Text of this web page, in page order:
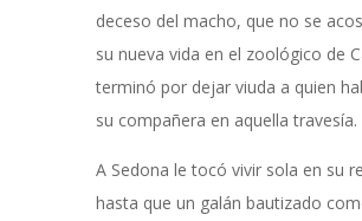
deceso del macho, que no se
su nueva vida en el zoológico de
terminó por dejar viuda a quien
su compañera en aquella travesía.
A Sedona le tocó vivir sola en su
hasta que un galán bautizado